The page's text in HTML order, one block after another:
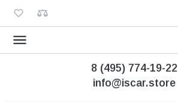
8 (495) 774-19-22
info@iscar.store